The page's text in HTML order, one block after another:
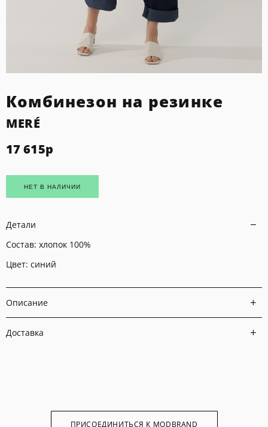
Комбинезон на резинке
MERÉ
17 615р
НЕТ В НАЛИЧИИ
Детали
Состав: хлопок 100%
Цвет: синий
Описание
Доставка
ПРИСОЕДИНИТЬСЯ К MODBRAND